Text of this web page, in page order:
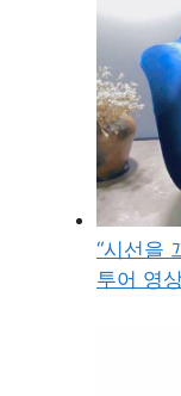
“시선을
투어 영